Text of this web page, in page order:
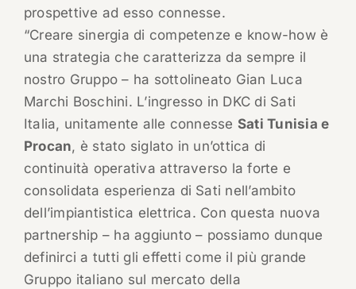
prospettive ad esso connesse.
“Creare sinergia di competenze e know-how è
una strategia che caratterizza da sempre il
nostro Gruppo – ha sottolineato Gian Luca
Marchi Boschini. L’ingresso in DKC di Sati
Italia, unitamente alle connesse Sati Tunisia e
Procan, è stato siglato in un’ottica di
continuità operativa attraverso la forte e
consolidata esperienza di Sati nell’ambito
dell’impiantistica elettrica. Con questa nuova
partnership – ha aggiunto – possiamo dunque
definirci a tutti gli effetti come il più grande
Gruppo italiano sul mercato della